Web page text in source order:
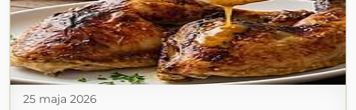
25 maja 2026